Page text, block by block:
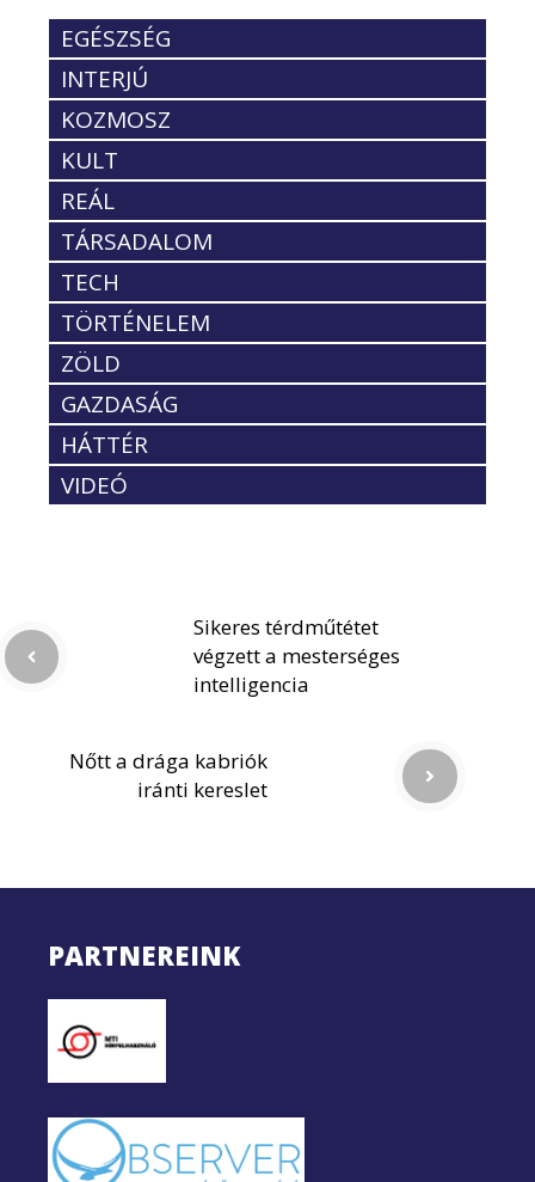
EGÉSZSÉG
INTERJÚ
KOZMOSZ
KULT
REÁL
TÁRSADALOM
TECH
TÖRTÉNELEM
ZÖLD
GAZDASÁG
HÁTTÉR
VIDEÓ
Sikeres térdműtétet
végzett a mesterséges
intelligencia
Nőtt a drága kabriók
iránti kereslet
PARTNEREINK